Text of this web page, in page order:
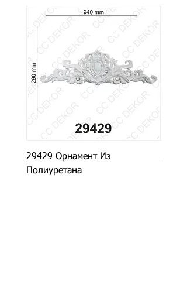
29429 Орнамент Из
Полиуретана